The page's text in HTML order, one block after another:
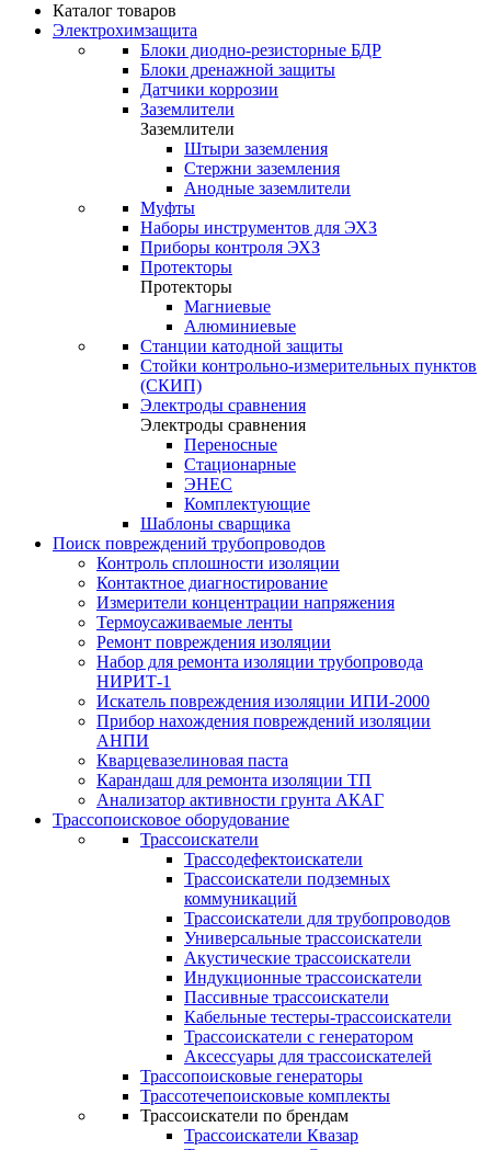
Каталог товаров
Электрохимзащита
Блоки диодно-резисторные БДР
Блоки дренажной защиты
Датчики коррозии
Заземлители
Заземлители
Штыри заземления
Стержни заземления
Анодные заземлители
Муфты
Наборы инструментов для ЭХЗ
Приборы контроля ЭХЗ
Протекторы
Протекторы
Магниевые
Алюминиевые
Станции катодной защиты
Стойки контрольно-измерительных пунктов
(СКИП)
Электроды сравнения
Электроды сравнения
Переносные
Стационарные
ЭНЕС
Комплектующие
Шаблоны сварщика
Поиск повреждений трубопроводов
Контроль сплошности изоляции
Контактное диагностирование
Измерители концентрации напряжения
Термоусаживаемые ленты
Ремонт повреждения изоляции
Набор для ремонта изоляции трубопровода
НИРИТ-1
Искатель повреждения изоляции ИПИ-2000
Прибор нахождения повреждений изоляции
АНПИ
Кварцевазелиновая паста
Карандаш для ремонта изоляции ТП
Анализатор активности грунта АКАГ
Трассопоисковое оборудование
Трассоискатели
Трассодефектоискатели
Трассоискатели подземных
коммуникаций
Трассоискатели для трубопроводов
Универсальные трассоискатели
Акустические трассоискатели
Индукционные трассоискатели
Пассивные трассоискатели
Кабельные тестеры-трассоискатели
Трассоискатели с генератором
Аксессуары для трассоискателей
Трассопоисковые генераторы
Трассотечепоисковые комплекты
Трассоискатели по брендам
Трассоискатели Квазар